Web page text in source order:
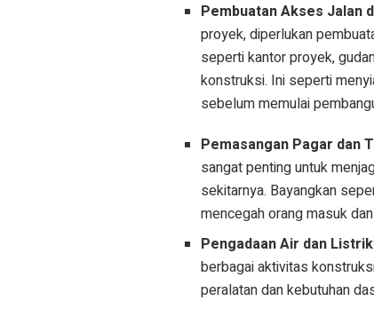
Pembuatan Akses Jalan
proyek, diperlukan
seperti kantor proyek,
konstruksi. Ini seperti
sebelum memulai
Pemasangan Pagar dan
sangat penting untuk
sekitarnya. Bayangkan
mencegah orang masuk
Pengadaan Air dan Listrik
berbagai aktivitas
peralatan dan kebutuhan